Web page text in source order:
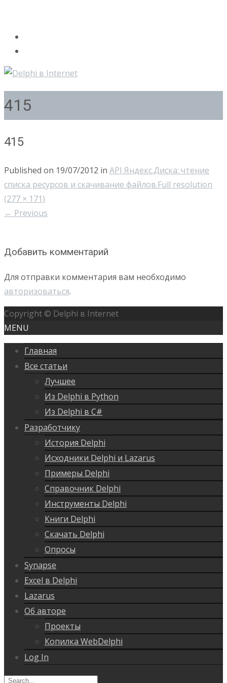
415
415
Published on 19/07/2012 in API Яндекс.Диска: чтение
списка ресурсов и скачивание файлов.Full resolution
(277 × 171)
← Previous
Добавить комментарий
Для отправки комментария вам необходимо
авторизоваться.
Copyright © Delphi в Internet
MENU
Главная
Все статьи
Лучшее
Из Delphi в Python
Из Delphi в C#
Разработчику
История Delphi
Исходники Delphi и Lazarus
Примеры Delphi
Справочник Delphi
Инструменты Delphi
Книги Delphi
Скачать Delphi
Опросы
Synapse
Excel в Delphi
Lazarus
Об авторе
Проекты
Копилка WebDelphi
Log In